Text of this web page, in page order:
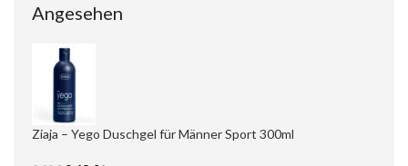
Angesehen
Ziaja – Yego Duschgel für Männer Sport 300ml